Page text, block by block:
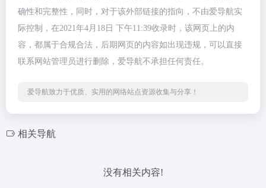
确性和完整性，同时，对于该外部链接的指向，不由爱导航实
际控制，在2021年4月18日 下午11:39收录时，该网页上的内
容，都属于合规合法，后期网页的内容如出现违规，可以直接
联系网站管理员进行删除，爱导航不承担任何责任。
爱导航致力于优质、实用的网络站点资源收集与分享！
相关导航
没有相关内容!